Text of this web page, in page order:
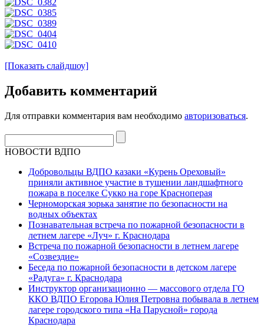
[Показать слайдшоу]
Добавить комментарий
Для отправки комментария вам необходимо авторизоваться.
НОВОСТИ ВДПО
Добровольцы ВДПО казаки «Курень Ореховый»
приняли активное участие в тушении ландшафтного
пожара в поселке Сукко на горе Красноперая
Черноморская зорька занятие по безопасности на
водных объектах
Познавательная встреча по пожарной безопасности в
летнем лагере «Луч» г. Краснодара
Встреча по пожарной безопасности в летнем лагере
«Созвездие»
Беседа по пожарной безопасности в детском лагере
«Радуга» г. Краснодара
Инструктор организационно — массового отдела ГО
ККО ВДПО Егорова Юлия Петровна побывала в летнем
лагере городского типа «На Парусной» города
Краснодара